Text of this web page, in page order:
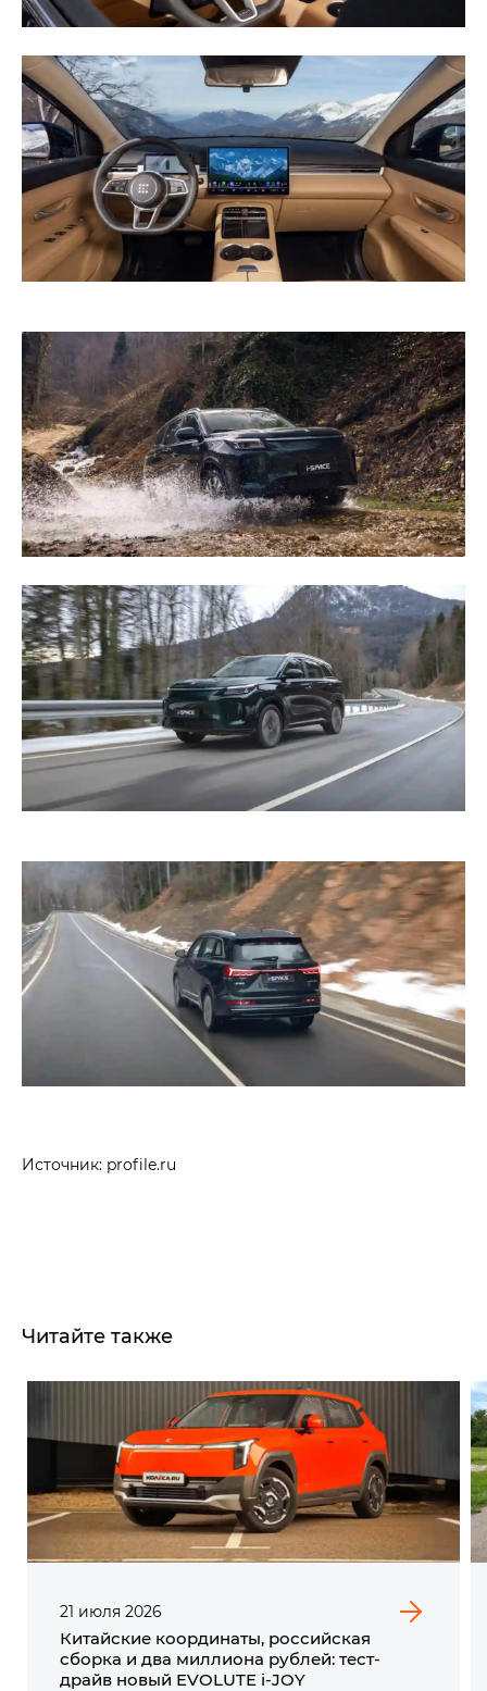
Источник: profile.ru
Читайте также
21 июля 2026
Китайские координаты, российская
сборка и два миллиона рублей: тест-
драйв новый EVOLUTE i‑JOY